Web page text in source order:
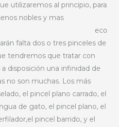
utilizaremos al principio, para
nobles y mas
eco
falta dos o tres pinceles de
tendremos que tratar con
disposición una infinidad de
no son muchas. Los más
el pincel plano carrado, el
de gato, el pincel plano, el
pincel barrido, y el